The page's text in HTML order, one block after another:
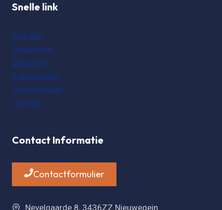
Snelle link
Plat dak
Dakpannen
Dakgoten
Dakreparatie
Stormschade
Contact
Contact Informatie
Contactformulier
Nevelgaarde 8, 3436ZZ Nieuwegein